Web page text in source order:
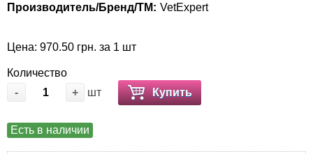
Производитель/Бренд/ТМ: VetExpert
Цена: 970.50 грн. за 1 шт
Количество
-
+ шт Купить
Есть в наличии
Послеоперационные средства и
Подарочные сертификаты